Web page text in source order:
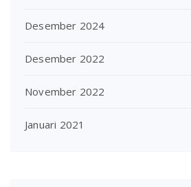
Desember 2024
Desember 2022
November 2022
Januari 2021